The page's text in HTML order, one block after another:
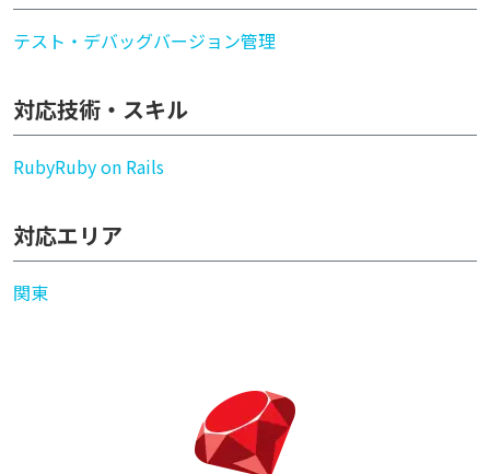
テスト・デバッグバージョン管理
対応技術・スキル
RubyRuby on Rails
対応エリア
関東